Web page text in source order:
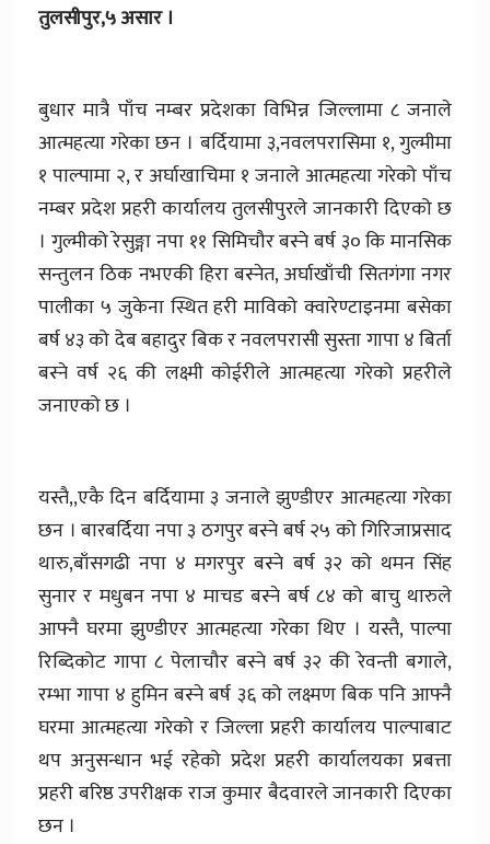
तुलसीपुर,५ असार ।
बुधार मात्रै पाँच नम्बर प्रदेशका विभिन्न जिल्लामा ८ जनाले
आत्महत्या गरेका छन । बर्दियामा ३,नवलपरासिमा १, गुल्मीमा
१ पाल्पामा २, र अर्घाखाचिमा १ जनाले आत्महत्या गरेको पाँच
नम्बर प्रदेश प्रहरी कार्यालय तुलसीपुरले जानकारी दिएको छ
। गुल्मीको रेसुङ्गा नपा ११ सिमिचौर बस्ने बर्ष ३० कि मानसिक
सन्तुलन ठिक नभएकी हिरा बस्नेत, अर्घाखाँची सितगंगा नगर
पालीका ५ जुकेना स्थित हरी माविको क्वारेण्टाइनमा बसेका
बर्ष ४३ को देब बहादुर बिक र नवलपरासी सुस्ता गापा ४ बिर्ता
बस्ने वर्ष २६ की लक्ष्मी कोईरीले आत्महत्या गरेको प्रहरीले
जनाएको छ ।
यस्तै,,एकै दिन बर्दियामा ३ जनाले झुण्डीएर आत्महत्या गरेका
छन । बारबर्दिया नपा ३ ठगपुर बस्ने बर्ष २५ को गिरिजाप्रसाद
थारु,बाँसगढी नपा ४ मगरपुर बस्ने बर्ष ३२ को थमन सिंह
सुनार र मधुबन नपा ४ माचड बस्ने बर्ष ८४ को बाचु थारुले
आफ्नै घरमा झुण्डीएर आत्महत्या गरेका थिए । यस्तै, पाल्पा
रिब्दिकोट गापा ८ पेलाचौर बस्ने बर्ष ३२ की रेवन्ती बगाले,
रम्भा गापा ४ हुमिन बस्ने बर्ष ३६ को लक्ष्मण बिक पनि आफ्नै
घरमा आत्महत्या गरेको र जिल्ला प्रहरी कार्यालय पाल्पाबाट
थप अनुसन्धान भई रहेको प्रदेश प्रहरी कार्यालयका प्रबत्ता
प्रहरी बरिष्ठ उपरीक्षक राज कुमार बैदवारले जानकारी दिएका
छन ।